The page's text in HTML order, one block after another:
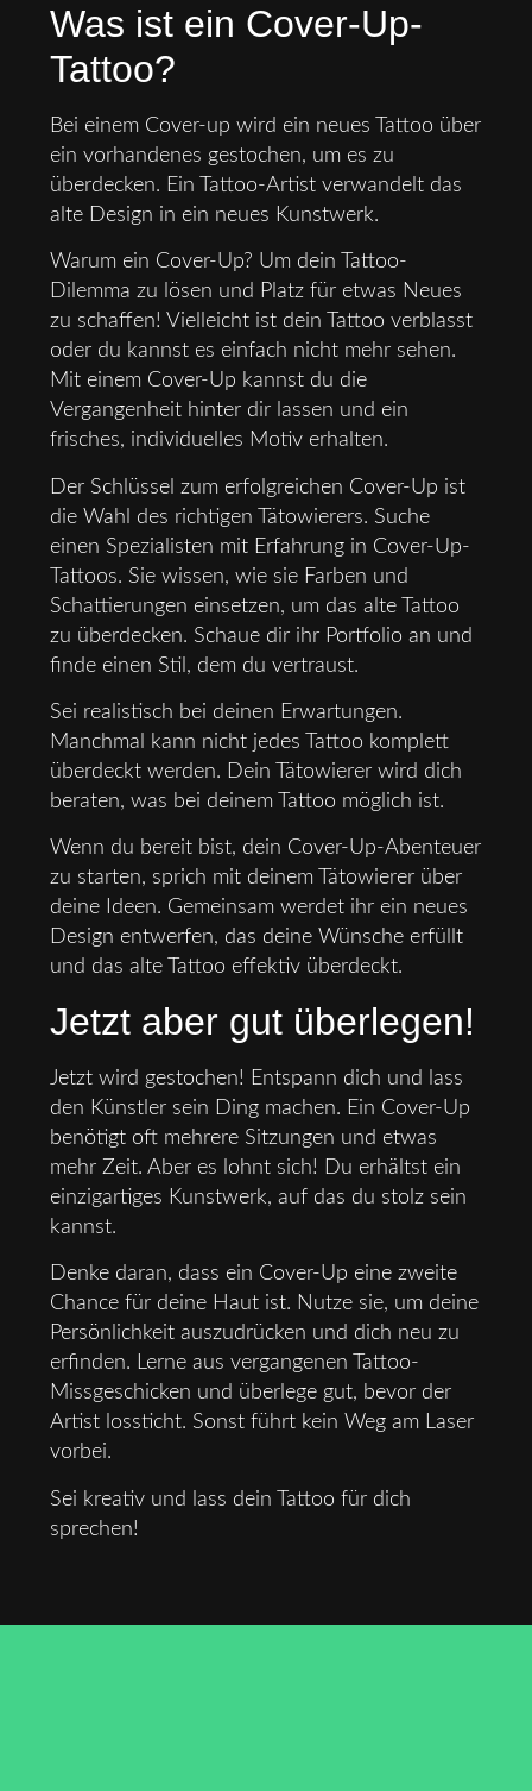
Was ist ein Cover-Up-
Tattoo?
Bei einem Cover-up wird ein neues Tattoo über
ein vorhandenes gestochen, um es zu
überdecken. Ein Tattoo-Artist verwandelt das
alte Design in ein neues Kunstwerk.
Warum ein Cover-Up? Um dein Tattoo-
Dilemma zu lösen und Platz für etwas Neues
zu schaffen! Vielleicht ist dein Tattoo verblasst
oder du kannst es einfach nicht mehr sehen.
Mit einem Cover-Up kannst du die
Vergangenheit hinter dir lassen und ein
frisches, individuelles Motiv erhalten.
Der Schlüssel zum erfolgreichen Cover-Up ist
die Wahl des richtigen Tätowierers. Suche
einen Spezialisten mit Erfahrung in Cover-Up-
Tattoos. Sie wissen, wie sie Farben und
Schattierungen einsetzen, um das alte Tattoo
zu überdecken. Schaue dir ihr Portfolio an und
finde einen Stil, dem du vertraust.
Sei realistisch bei deinen Erwartungen.
Manchmal kann nicht jedes Tattoo komplett
überdeckt werden. Dein Tätowierer wird dich
beraten, was bei deinem Tattoo möglich ist.
Wenn du bereit bist, dein Cover-Up-Abenteuer
zu starten, sprich mit deinem Tätowierer über
deine Ideen. Gemeinsam werdet ihr ein neues
Design entwerfen, das deine Wünsche erfüllt
und das alte Tattoo effektiv überdeckt.
Jetzt aber gut überlegen!
Jetzt wird gestochen! Entspann dich und lass
den Künstler sein Ding machen. Ein Cover-Up
benötigt oft mehrere Sitzungen und etwas
mehr Zeit. Aber es lohnt sich! Du erhältst ein
einzigartiges Kunstwerk, auf das du stolz sein
kannst.
Denke daran, dass ein Cover-Up eine zweite
Chance für deine Haut ist. Nutze sie, um deine
Persönlichkeit auszudrücken und dich neu zu
erfinden. Lerne aus vergangenen Tattoo-
Missgeschicken und überlege gut, bevor der
Artist lossticht. Sonst führt kein Weg am Laser
vorbei.
Sei kreativ und lass dein Tattoo für dich
sprechen!